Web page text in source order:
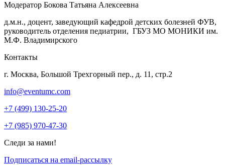
Модератор Бокова Татьяна Алексеевна
д.м.н., доцент, заведующий кафедрой детских болезней ФУВ,
руководитель отделения педиатрии, ГБУЗ МО МОНИКИ им.
М.Ф. Владимирского
Контакты
г. Москва, Большой Трехгорный пер., д. 11, стр.2
info@eventumc.com
+7 (499) 130-25-20
+7 (985) 970-47-30
Следи за нами!
Подписаться на email-рассылку